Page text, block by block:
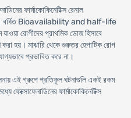
ফার্মাকোকিনেটিক্স রেনাল
বর্ধিত Bioavailability and half-life
রোগীদের প্রাথমিক ডোজ হিসাবে
হয়। মাঝারি থেকে গুরুতর হেপাটিক রোগ
প্রভাবিত করে না।
এই গ্রুপে প্রতিকূল ঘটনাগুলি একই রকম
ফেক্সোফেনাডিনের ফার্মাকোকিনেটিক্স